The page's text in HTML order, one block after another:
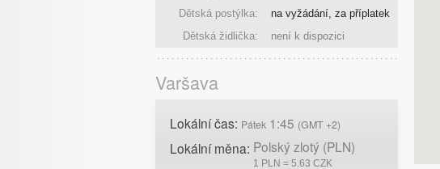
Dětská postýlka:
na vyžádání, za příplatek
Dětská židlička:
není k dispozici
Varšava
Lokální čas: Pátek 1:45 (GMT +2)
Lokální měna: Polský zlotý (PLN)
1 PLN = 5.63 CZK